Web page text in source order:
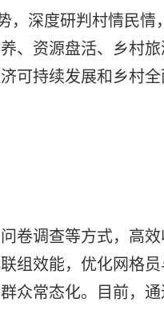
，深度研判村情民
、资源盘活、乡村
可持续发展和乡村
卷调查等方式，高
组效能，优化网
众常态化。目前，